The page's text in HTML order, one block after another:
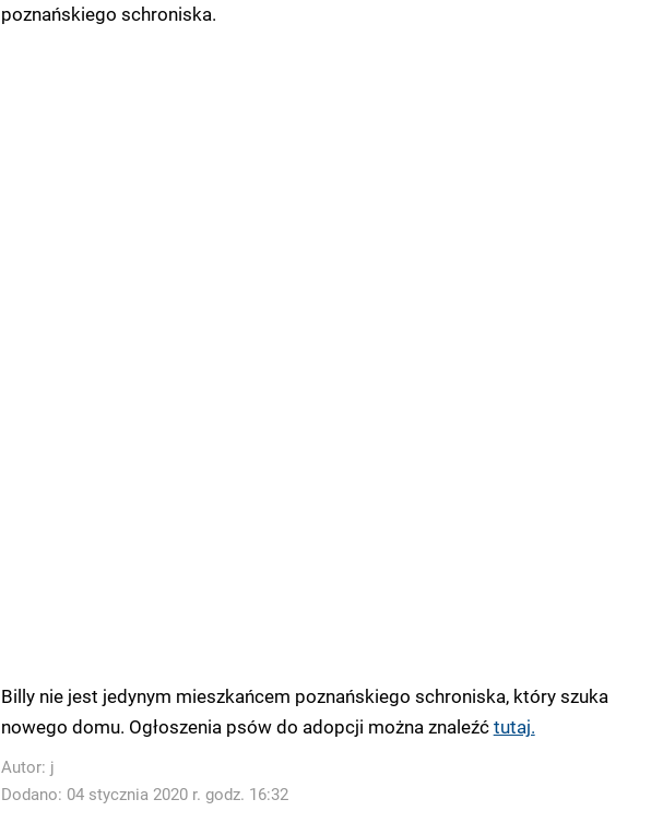
poznańskiego schroniska.
Billy nie jest jedynym mieszkańcem poznańskiego schroniska, który szuka
nowego domu. Ogłoszenia psów do adopcji można znaleźćtutaj.
Autor: j
Dodano: 04 stycznia 2020 r. godz. 16:32